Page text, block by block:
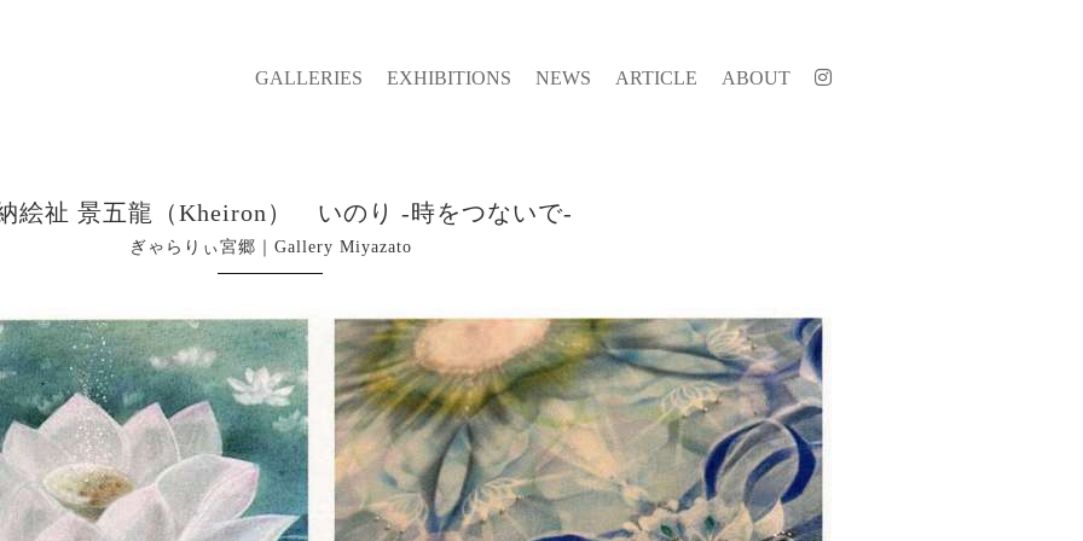
GALLERIES EXHIBITIONS NEWS ARTICLE ABOUT
絵祉 景五龍（Kheiron） いのり -時をつないで-
ぎゃらりぃ宮郷｜Gallery Miyazato